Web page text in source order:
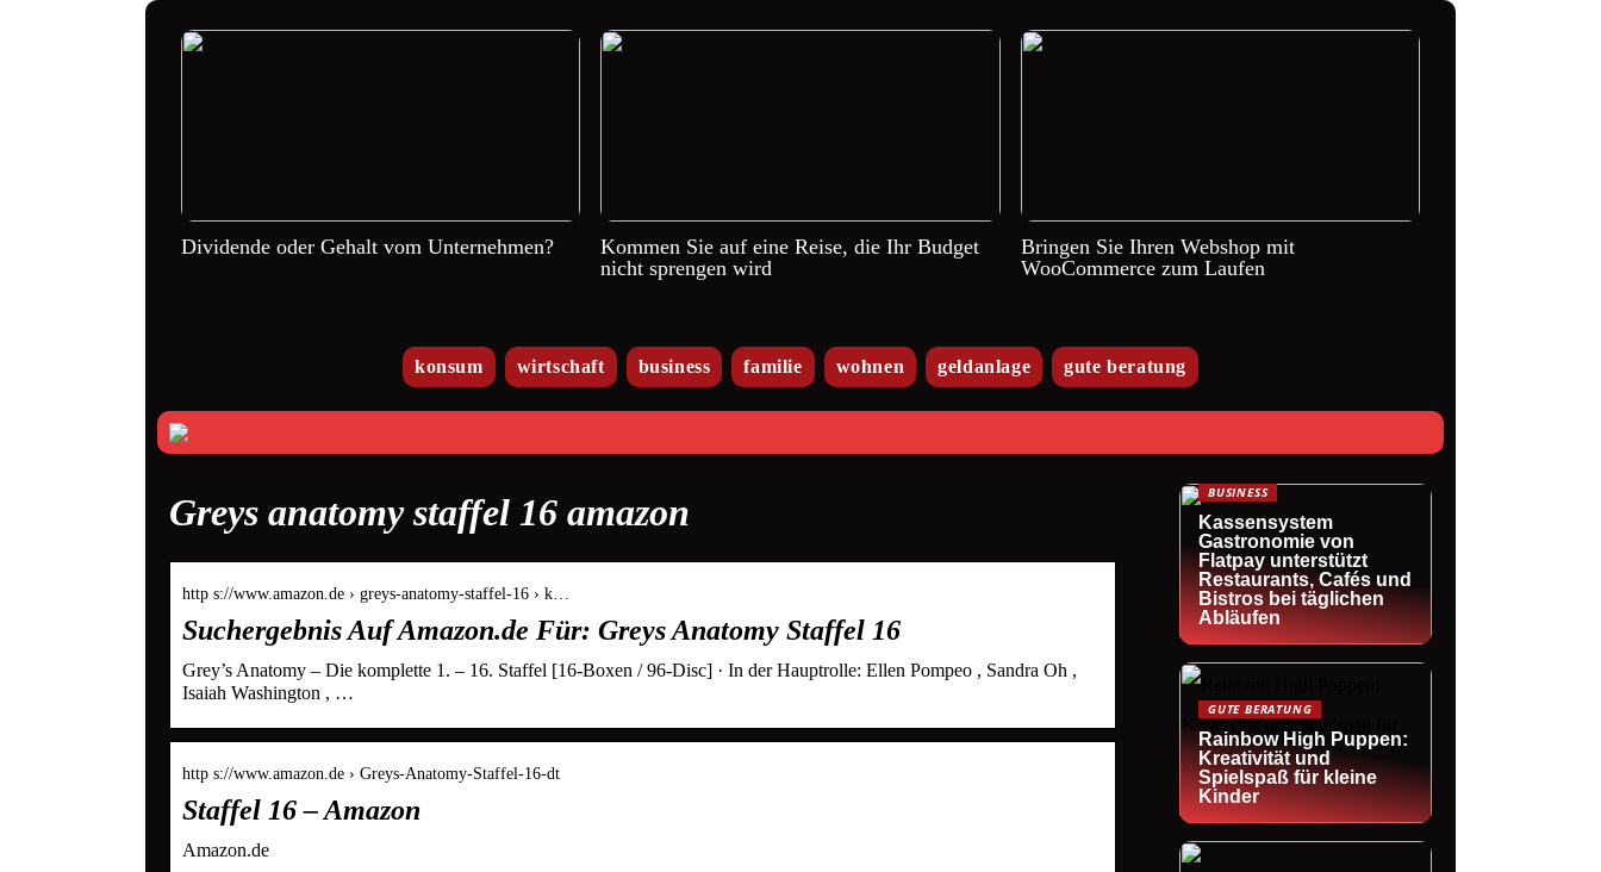
Dividende oder Gehalt vom Unternehmen?
Kommen Sie auf eine Reise, die Ihr Budget
nicht sprengen wird
Bringen Sie Ihren Webshop mit
WooCommerce zum Laufen
konsum wirtschaft business familie wohnen geldanlage gute beratung
Greys anatomy staffel 16 amazon
http s://www.amazon.de › greys-anatomy-staffel-16 › k…
Suchergebnis Auf Amazon.de Für: Greys Anatomy Staffel 16
Grey’s Anatomy – Die komplette 1. – 16. Staffel [16-Boxen / 96-Disc] · In der Hauptrolle: Ellen Pompeo , Sandra Oh ,
Isaiah Washington , …
http s://www.amazon.de › Greys-Anatomy-Staffel-16-dt
Staffel 16 – Amazon
Amazon.de
BUSINESS
Kassensystem
Gastronomie von
Flatpay unterstützt
Restaurants, Cafés und
Bistros bei täglichen
Abläufen
GUTE BERATUNG
Rainbow High Puppen:
Kreativität und
Spielspaß für kleine
Kinder